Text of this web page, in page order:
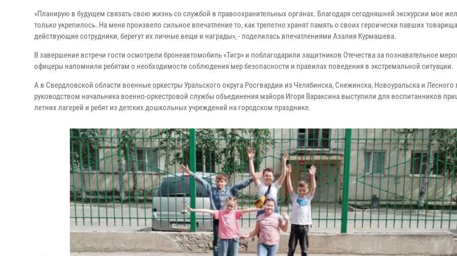
«Планирую в будущем связать свою жизнь со службой в правоохранительных органах. Благодаря сегодняшней экскурсии мое
только укрепилось. На меня произвело сильное впечатление то, как трепетно хранят память о своих героически павших
действующие сотрудники, берегут их личные вещи и награды», - поделилась впечатлениями Азалия Курмашева.
В завершение встречи гости осмотрели бронеавтомобиль «Тигр» и поблагодарили защитников Отечества за познавательное
офицеры напомнили ребятам о необходимости соблюдения мер безопасности и правилах поведения в экстремальной ситуации.
А в Свердловской области военные оркестры Уральского округа Росгвардии из Челябинска, Снежинска, Новоуральска и Лесного
руководством начальника военно-оркестровой службы объединения майора Игоря Вараксина выступили для воспитанников
летних лагерей и ребят из детских дошкольных учреждений на городском празднике.